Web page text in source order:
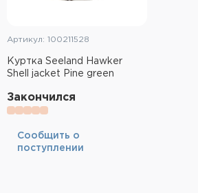
Ножи
Инструмент для заточки
Кобуры и системы ношения
Кейсы и ящики для патронов и
снаряжения
Артикул: 100211528
Куртка Seeland Hawker
Shell jacket Pine green
Закончился
Cообщить о
поступлении